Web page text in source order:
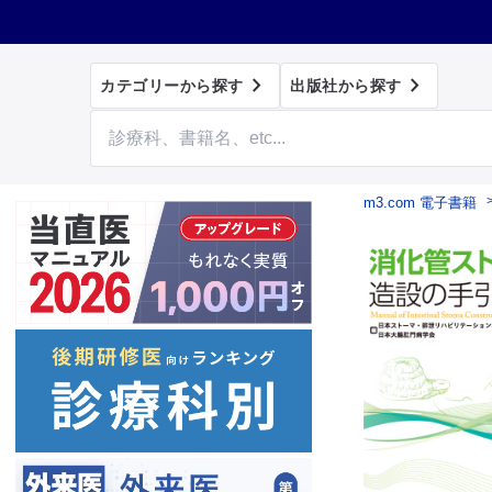
カテゴリーから探す  出版社から探す 
m3.com 電子書籍